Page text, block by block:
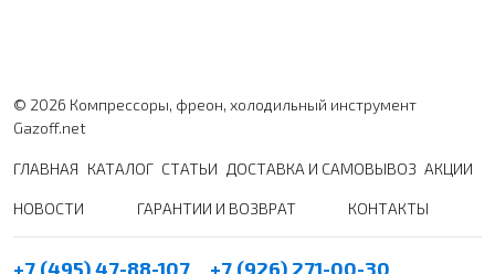
© 2026 Компрессоры, фреон, холодильный инструмент
Gazoff.net
ГЛАВНАЯ КАТАЛОГ СТАТЬИ ДОСТАВКА И САМОВЫВОЗ АКЦИИ
НОВОСТИ ГАРАНТИИ И ВОЗВРАТ КОНТАКТЫ
+7 (495) 47-88-107 +7 (926) 271-00-30